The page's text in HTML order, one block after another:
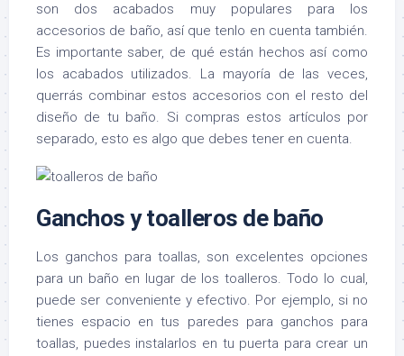
son dos acabados muy populares para los
accesorios de baño, así que tenlo en cuenta también.
Es importante saber, de qué están hechos así como
los acabados utilizados. La mayoría de las veces,
querrás combinar estos accesorios con el resto del
diseño de tu baño. Si compras estos artículos por
separado, esto es algo que debes tener en cuenta.
Ganchos y toalleros de baño
Los ganchos para toallas, son excelentes opciones
para un baño en lugar de los toalleros. Todo lo cual,
puede ser conveniente y efectivo. Por ejemplo, si no
tienes espacio en tus paredes para ganchos para
toallas, puedes instalarlos en tu puerta para crear un